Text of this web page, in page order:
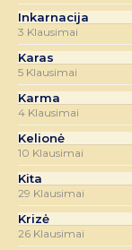
Inkarnacija
3 Klausimai
Karas
5 Klausimai
Karma
4 Klausimai
Kelionė
10 Klausimai
Kita
29 Klausimai
Krizė
26 Klausimai